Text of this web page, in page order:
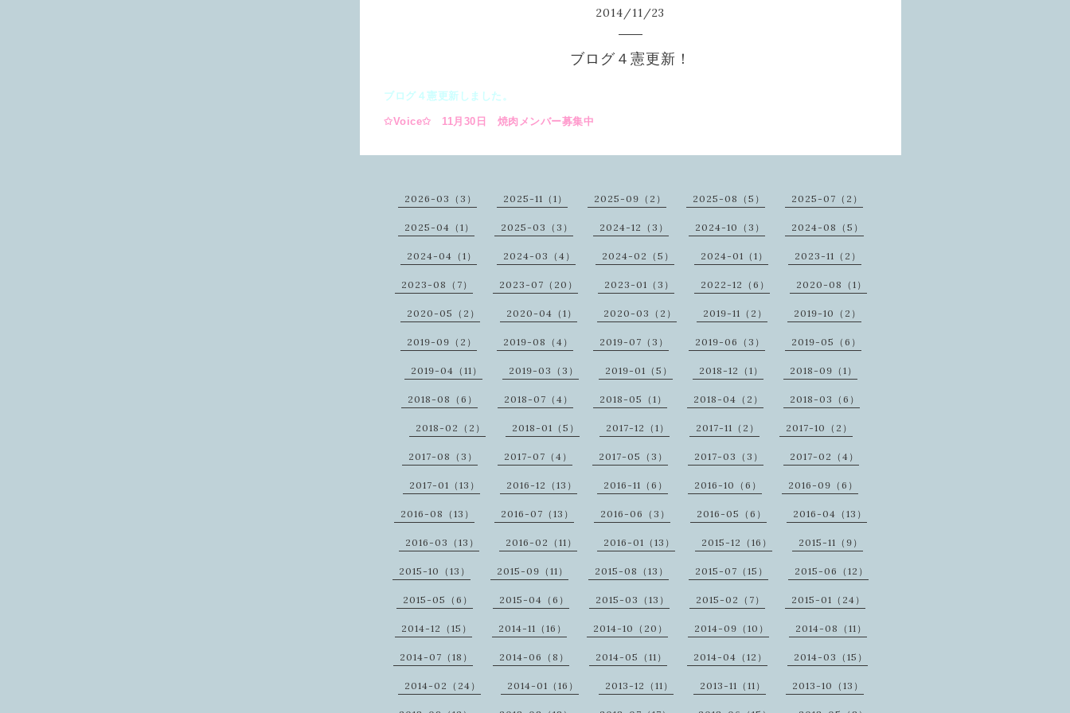
2014/11/23
ブログ４憲更新！
ブログ４憲更新しました。
✩Voice✩ 11月30日 焼肉メンバー募集中
2026-03（3） 2025-11（1） 2025-09（2） 2025-08（5） 2025-07（2）
2025-04（1） 2025-03（3） 2024-12（3） 2024-10（3） 2024-08（5）
2024-04（1） 2024-03（4） 2024-02（5） 2024-01（1） 2023-11（2）
2023-08（7） 2023-07（20） 2023-01（3） 2022-12（6） 2020-08（1）
2020-05（2） 2020-04（1） 2020-03（2） 2019-11（2） 2019-10（2）
2019-09（2） 2019-08（4） 2019-07（3） 2019-06（3） 2019-05（6）
2019-04（11） 2019-03（3） 2019-01（5） 2018-12（1） 2018-09（1）
2018-08（6） 2018-07（4） 2018-05（1） 2018-04（2） 2018-03（6）
2018-02（2） 2018-01（5） 2017-12（1） 2017-11（2） 2017-10（2）
2017-08（3） 2017-07（4） 2017-05（3） 2017-03（3） 2017-02（4）
2017-01（13） 2016-12（13） 2016-11（6） 2016-10（6） 2016-09（6）
2016-08（13） 2016-07（13） 2016-06（3） 2016-05（6） 2016-04（13）
2016-03（13） 2016-02（11） 2016-01（13） 2015-12（16） 2015-11（9）
2015-10（13） 2015-09（11） 2015-08（13） 2015-07（15） 2015-06（12）
2015-05（6） 2015-04（6） 2015-03（13） 2015-02（7） 2015-01（24）
2014-12（15） 2014-11（16） 2014-10（20） 2014-09（10） 2014-08（11）
2014-07（18） 2014-06（8） 2014-05（11） 2014-04（12） 2014-03（15）
2014-02（24） 2014-01（16） 2013-12（11） 2013-11（11） 2013-10（13）